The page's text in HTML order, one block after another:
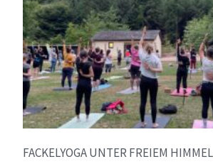
FACKELYOGA UNTER FREIEM